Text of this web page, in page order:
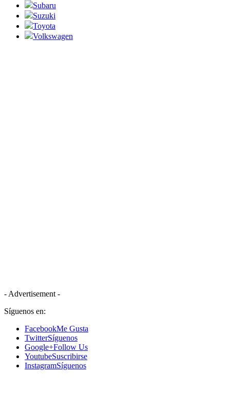
Subaru
Suzuki
Toyota
Volkswagen
- Advertisement -
Síguenos en:
FacebookMe Gusta
TwitterSíguenos
Google+Follow Us
YoutubeSuscribirse
InstagramSíguenos